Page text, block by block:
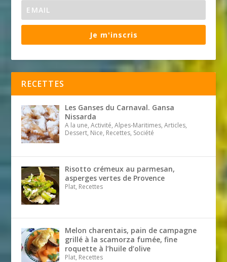
Je m'inscris
RECETTES
Les Ganses du Carnaval. Gansa
Nissarda
A la une, Activité, Alpes-Maritimes, Articles,
Dessert, Nice, Recettes, Société
Risotto crémeux au parmesan,
asperges vertes de Provence
Plat, Recettes
Melon charentais, pain de campagne
grillé à la scamorza fumée, fine
roquette à l’huile d’olive
Plat, Recettes